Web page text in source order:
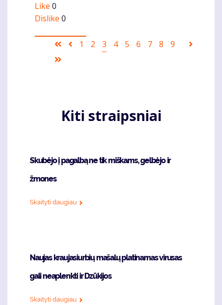
Like 0
Dislike 0
Pagination
First Ankstesnis
Puslapis
1 Puslapis
2
Current
3 Puslapis
4 Puslapis
5 Puslapis
6 Puslapis
7 Puslapis
8 Puslapis
9
Kiti straipsniai
Skubėjo į pagalbą ne tik miškams, gelbėjo ir
žmones
Skaityti daugiau
Naujas kraujasiurbių mašalų platinamas virusas
gali neaplenkti ir Dzūkijos
Skaityti daugiau